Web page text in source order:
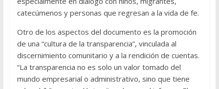
catecúmenos y personas que regresan a la vida de fe.
Otro de los aspectos del documento es la promoción
de una “cultura de la transparencia”, vinculada al
discernimiento comunitario y a la rendición de cuentas.
“La transparencia no es solo un valor tomado del
mundo empresarial o administrativo, sino que tiene